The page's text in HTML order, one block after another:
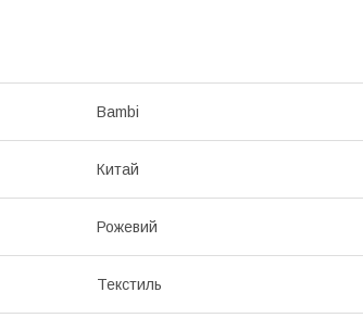
Bambi
Китай
Рожевий
Текстиль